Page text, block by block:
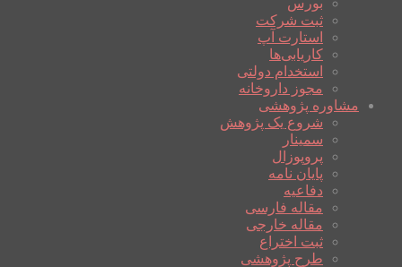
بورس
ثبت شرکت
استارت آپ
کاریابی‌ها
استخدام دولتی
مجوز داروخانه
مشاوره پژوهشی
شروع یک پژوهش
سمینار
پروپوزال
پایان نامه
دفاعیه
مقاله فارسی
مقاله خارجی
ثبت اختراع
طرح پژوهشی